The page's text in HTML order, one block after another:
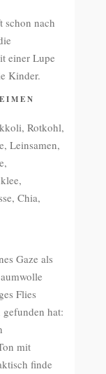
schon nach
einer Lupe
Kinder.
Rotkohl,
Leinsamen,
Chia,
Gaze als
Flies
hat:
mit
finde